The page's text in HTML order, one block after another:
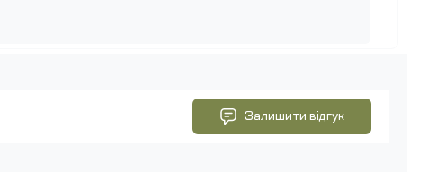
Залишити відгук